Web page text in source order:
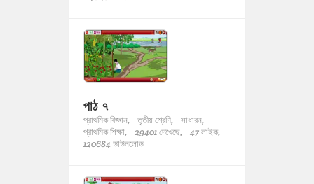
পাঠ ৭
প্রাথমিক বিজ্ঞান, তৃতীয় শ্রেণি,
সাধারন,
প্রাথমিক শিক্ষা,
29401 দেখেছে,
47 লাইক,
120684 ডাউনলোড